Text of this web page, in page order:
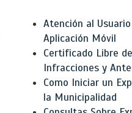
Atención al
Aplicación Móvil
Certificado Libre
Infracciones y
Como Iniciar un
la Municipalidad